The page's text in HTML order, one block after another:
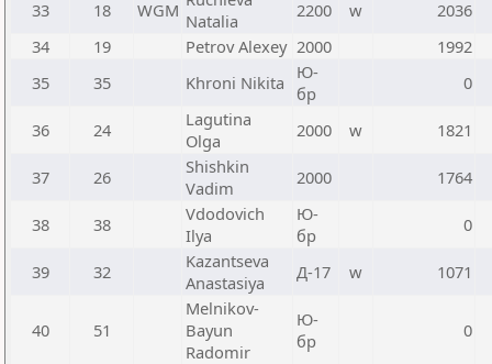
33 18 WGM Natalia
2200 w
2036
34
19 Petrov Alexey 2000
1992
35
35 Khroni Nikita
Ю-
бр
0
36 24
Lagutina
Olga
2000 w 1821
37 26
Shishkin
Vadim
2000 1764
38 38
Vdodovich
Ilya
Ю-
бр
0
39 32
Kazantseva
Anastasiya
Д-17 w 1071
40 51
Melnikov-
Bayun
Radomir
Ю-
бр
0